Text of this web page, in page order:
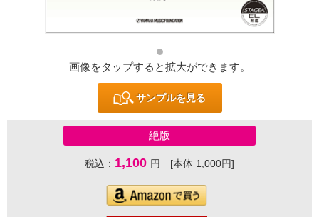
画像をタップすると拡大ができます。
サンプルを見る
絶版
税込： 1,100 円 [本体 1,000円]